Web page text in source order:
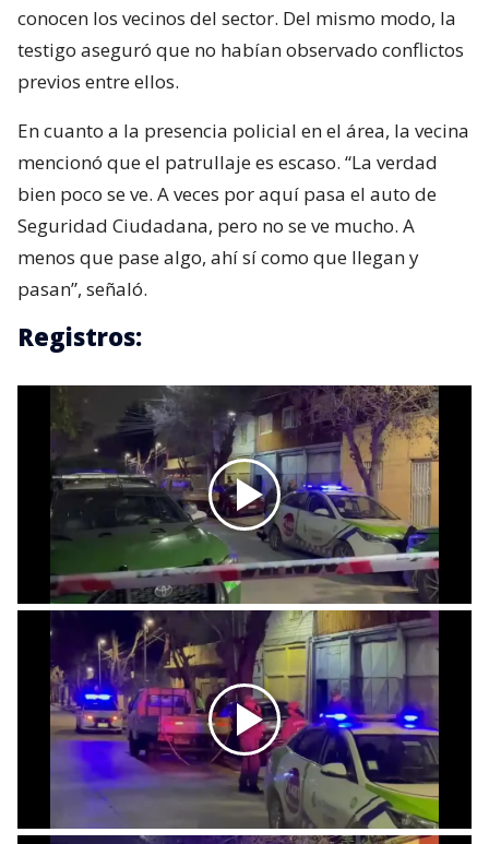
conocen los vecinos del sector. Del mismo modo, la
testigo aseguró que no habían observado conflictos
previos entre ellos.
En cuanto a la presencia policial en el área, la vecina
mencionó que el patrullaje es escaso. “La verdad
bien poco se ve. A veces por aquí pasa el auto de
Seguridad Ciudadana, pero no se ve mucho. A
menos que pase algo, ahí sí como que llegan y
pasan”, señaló.
Registros: